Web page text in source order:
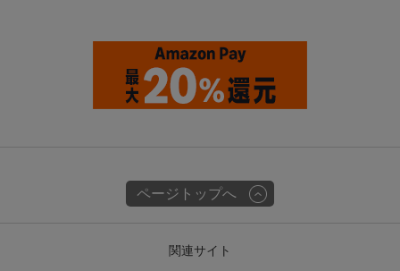
ページトップへ
関連サイト